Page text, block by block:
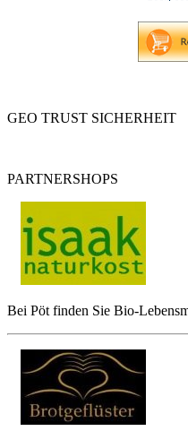
GEO TRUST SICHERHEIT
PARTNERSHOPS
Bei Pöt finden Sie Bio-